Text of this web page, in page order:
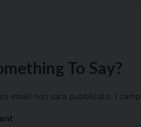
To Say?
email non sarà pubblicato. I